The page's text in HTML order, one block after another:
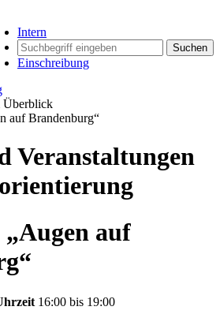
Intern
Suchen
Einschreibung
Überblick
auf Brandenburg“
Veranstaltungen
auf
16:00 bis 19:00